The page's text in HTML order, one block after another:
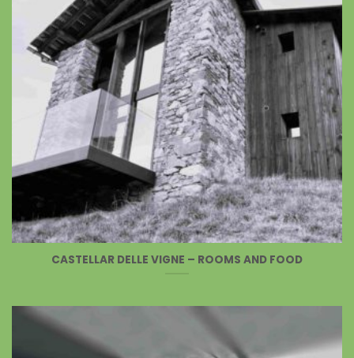
CASTELLAR DELLE VIGNE – ROOMS AND FOOD